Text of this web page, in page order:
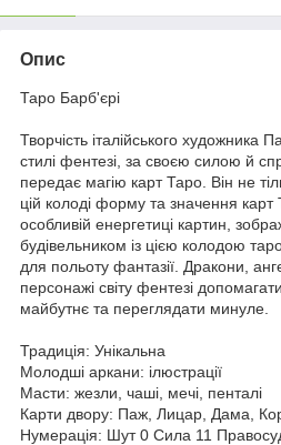
Опис
Таро Барб'єрі
Творчість італійського
стилі фентезі, за своєю силою й
передає магію карт Таро. Він не
цій колоді форму та значення
особливій енергетиці картин,
будівельником із цією колодою
для польоту фантазії. Дракони,
персонажі світу фентезі
майбутнє та переглядати минуле.
Традиція: Унікальна
Молодші аркани: ілюстрації
Масти: жезли, чаші, мечі, пенталі
Карти двору: Паж, Лицар, Дама,
Нумерація: Шут 0 Сила 11